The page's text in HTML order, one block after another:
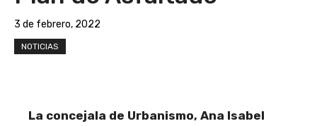
3 de febrero, 2022
NOTICIAS
La concejala de Urbanismo, Ana Isabel